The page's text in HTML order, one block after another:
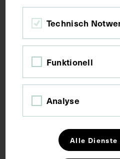
Bildmaß 8,5 x 10,8 cm
Schlagwörter
Erster Weltkrieg
Soldat
Technisch
Funktionell
Analyse
Alle Dienste